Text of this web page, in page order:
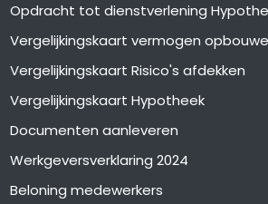
Opdracht tot dienstverlening
Vergelijkingskaart vermogen
Vergelijkingskaart Risico's afdekken
Vergelijkingskaart Hypotheek
Documenten aanleveren
Werkgeversverklaring 2024
Beloning medewerkers